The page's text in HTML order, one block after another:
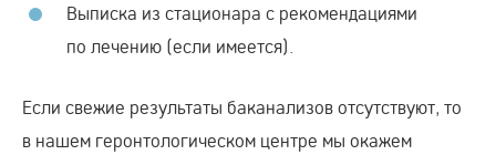
Выписка из стационара с рекомендациями
по лечению (если имеется).
Если свежие результаты баканализов отсутствуют, то
в нашем геронтологическом центре мы окажем